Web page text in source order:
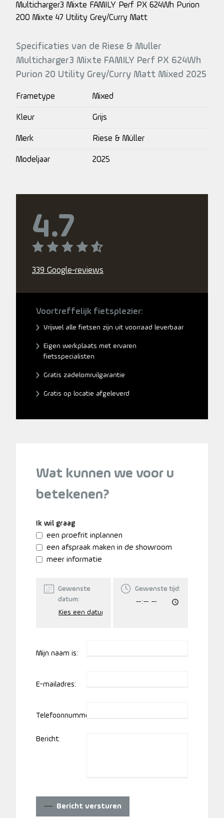
Multicharger3 Mixte FAMILY Perf PX 624Wh Purion
200 Mixte 47 Utility Grey/Curry Matt
Specificaties van de Riese & Muller
Multicharger3 Mixte FAMILY Perf PX 624Wh
Purion 20 Utility Grey/Curry Matt Mixed 2025
Frametype Mixed
Kleur Grijs
Merk Riese & Müller
Modeljaar 2025
4.7
339 Google-reviews
Voortreffelijk fietsplezier:
Vrijwel alle fietsen zijn uit voorraad leverbaar
Eigen werkplaats met ervaren
fietsspecialisten
Gratis zadelomruilgarantie
Gratis op locatie afgeleverd
Wat kunnen we voor u
betekenen?
Ik wil graag
een proefrit inplannen
een afspraak maken in de showroom
meer informatie
Gewenste
datum:
Gewenste tijd:
Mijn naam is:
E-mailadres:
Telefoonnummer:
Bericht:
Bericht versturen